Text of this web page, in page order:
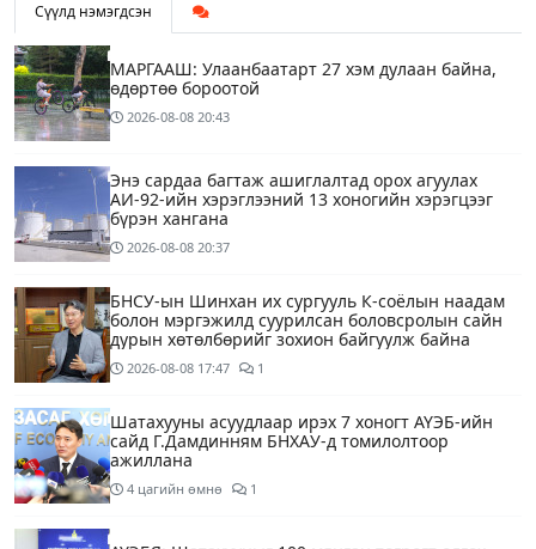
Сүүлд нэмэгдсэн
МАРГААШ: Улаанбаатарт 27 хэм дулаан байна,
өдөртөө бороотой
2026-08-08 20:43
Энэ сардаа багтаж ашиглалтад орох агуулах
АИ-92-ийн хэрэглээний 13 хоногийн хэрэгцээг
бүрэн хангана
2026-08-08 20:37
БНСУ-ын Шинхан их сургууль К-соёлын наадам
болон мэргэжилд суурилсан боловсролын сайн
дурын хөтөлбөрийг зохион байгуулж байна
2026-08-08 17:47 1
Шатахууны асуудлаар ирэх 7 хоногт АҮЭБ-ийн
сайд Г.Дамдинням БНХАУ-д томилолтоор
ажиллана
4 цагийн өмнө 1